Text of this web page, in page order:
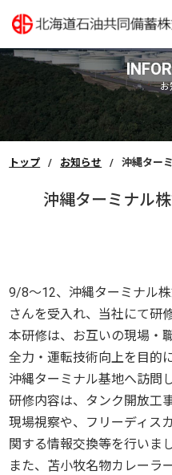
お
トップ お知らせ 沖縄ター
沖縄ターミナル
9/8～12、沖縄ターミナル
さんを受入れ、当社にて研
本研修は、お互いの現場・
全力・運転技術向上を目的
沖縄ターミナル基地へ訪問
研修内容は、タンク開放工
現場視察や、フリーディス
関する情報交換等を行いまし
また、苫小牧名物カレーラ